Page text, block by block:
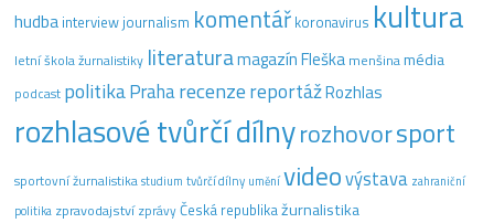
hudba interview journalism komentář koronavirus kultura
letní škola žurnalistiky literaturamagazín Fleška menšinamédia
podcast politikaPraharecenzereportážRozhlas
rozhlasové tvůrčí dílnyrozhovorsport
sportovní žurnalistika studium tvůrčí dílny uměnívideovýstava zahraniční
politika zpravodajstvízprávyČeská republikažurnalistika